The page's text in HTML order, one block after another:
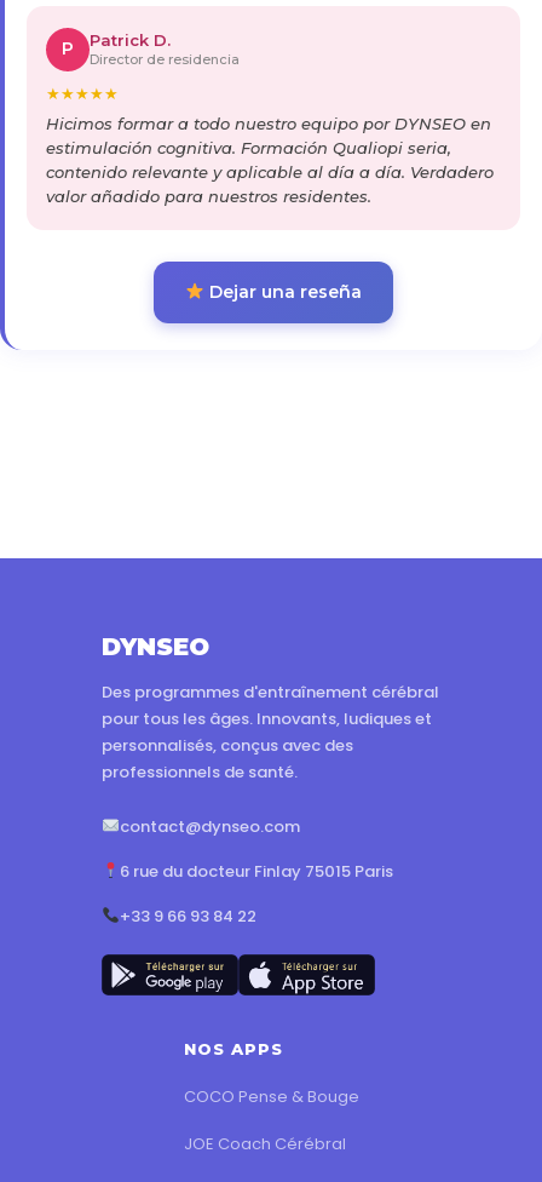
P Patrick D.
Director de residencia
★★★★★
Hicimos formar a todo nuestro equipo por DYNSEO en
estimulación cognitiva. Formación Qualiopi seria,
contenido relevante y aplicable al día a día. Verdadero
valor añadido para nuestros residentes.
Dejar una reseña
DYNSEO
Des programmes d'entraînement cérébral
pour tous les âges. Innovants, ludiques et
personnalisés, conçus avec des
professionnels de santé.
contact@dynseo.com
6 rue du docteur Finlay 75015 Paris
+33 9 66 93 84 22
NOS APPS
COCO Pense & Bouge
JOE Coach Cérébral